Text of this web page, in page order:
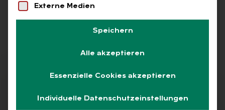
sen“Externe Medien
Speichern
Alle akzeptieren
Essenzielle Cookies akzeptieren
Individuelle Datenschutzeinstellungen